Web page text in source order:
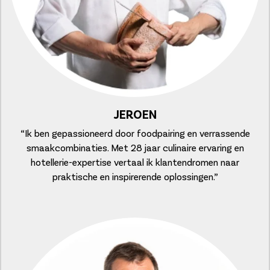
JEROEN
“Ik ben gepassioneerd door foodpairing en verrassende
smaakcombinaties. Met 28 jaar culinaire ervaring en
hotellerie-expertise vertaal ik klantendromen naar
praktische en inspirerende oplossingen.”